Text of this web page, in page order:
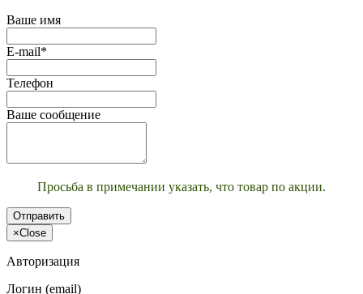
Ваше имя
E-mail*
Телефон
Ваше сообщение
Просьба в примечании указать, что товар по акции.
Отправить
×Close
Авторизация
Логин (email)